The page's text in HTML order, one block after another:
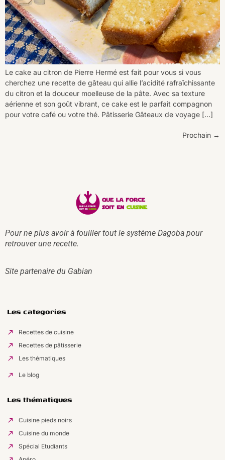
Le cake au citron de Pierre Hermé est fait pour vous si vous
cherchez une recette de gâteau qui allie l’acidité rafraîchissante
du citron et la douceur moelleuse de la pâte. Avec sa texture
aérienne et son goût vibrant, ce cake est le parfait compagnon
pour votre café ou votre thé. Pâtisserie Gâteaux de voyage […]
Prochain →
Pour ne plus avoir à fouiller tout le système Dagoba pour
retrouver une recette.
Site partenaire du Gabian
Les categories
Recettes de cuisine
Recettes de pâtisserie
Les thématiques
Le blog
Les thématiques
Cuisine pieds noirs
Cuisine du monde
Spécial Etudiants